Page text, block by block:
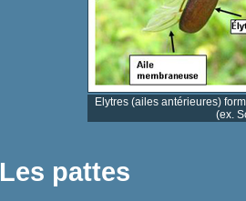
Elytres (ailes antérieures)
(ex.
Les pattes